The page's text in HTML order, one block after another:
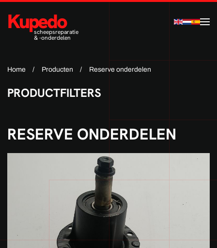
Terug naar hoofdinhoud
Kupedo
scheepsreparatie
& -onderdelen
Home Producten Reserve onderdelen
PRODUCTFILTERS
RESERVE ONDERDELEN